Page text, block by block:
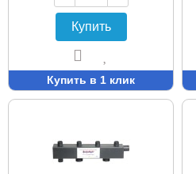
Купить
Купить в 1 клик